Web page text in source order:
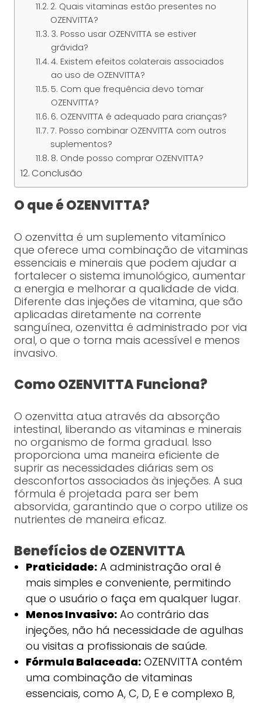
2. Quais vitaminas estão presentes no
OZENVITTA?
3. Posso usar OZENVITTA se estiver
grávida?
4. Existem efeitos colaterais associados
ao uso de OZENVITTA?
5. Com que frequência devo tomar
OZENVITTA?
6. OZENVITTA é adequado para crianças?
7. Posso combinar OZENVITTA com outros
suplementos?
8. Onde posso comprar OZENVITTA?
Conclusão
O que é OZENVITTA?
O ozenvitta é um suplemento vitamínico
que oferece uma combinação de vitaminas
essenciais e minerais que podem ajudar a
fortalecer o sistema imunológico, aumentar
a energia e melhorar a qualidade de vida.
Diferente das injeções de vitamina, que são
aplicadas diretamente na corrente
sanguínea, ozenvitta é administrado por via
oral, o que o torna mais acessível e menos
invasivo.
Como OZENVITTA Funciona?
O ozenvitta atua através da absorção
intestinal, liberando as vitaminas e minerais
no organismo de forma gradual. Isso
proporciona uma maneira eficiente de
suprir as necessidades diárias sem os
desconfortos associados às injeções. A sua
fórmula é projetada para ser bem
absorvida, garantindo que o corpo utilize os
nutrientes de maneira eficaz.
Benefícios de OZENVITTA
Praticidade:A administração oral é
mais simples e conveniente, permitindo
que o usuário o faça em qualquer lugar.
Menos Invasivo:Ao contrário das
injeções, não há necessidade de agulhas
ou visitas a profissionais de saúde.
Fórmula Balaceada:OZENVITTA contém
uma combinação de vitaminas
essenciais, como A, C, D, E e complexo B,